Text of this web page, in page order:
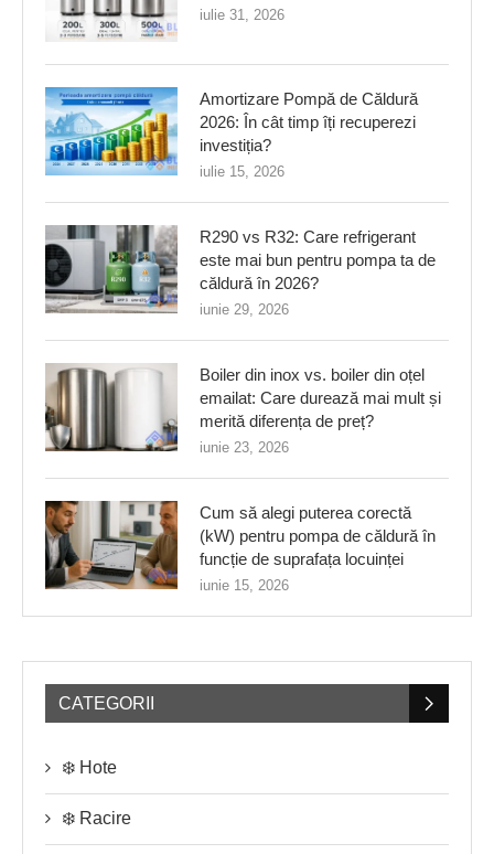
iulie 31, 2026
Amortizare Pompă de Căldură
2026: În cât timp îți recuperezi
investiția?
iulie 15, 2026
R290 vs R32: Care refrigerant
este mai bun pentru pompa ta de
căldură în 2026?
iunie 29, 2026
Boiler din inox vs. boiler din oțel
emailat: Care durează mai mult și
merită diferența de preț?
iunie 23, 2026
Cum să alegi puterea corectă
(kW) pentru pompa de căldură în
funcție de suprafața locuinței
iunie 15, 2026
CATEGORII
❄️ Hote
❄️ Racire